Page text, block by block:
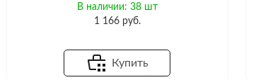
В наличии: 38 шт
1 166 руб.
Купить